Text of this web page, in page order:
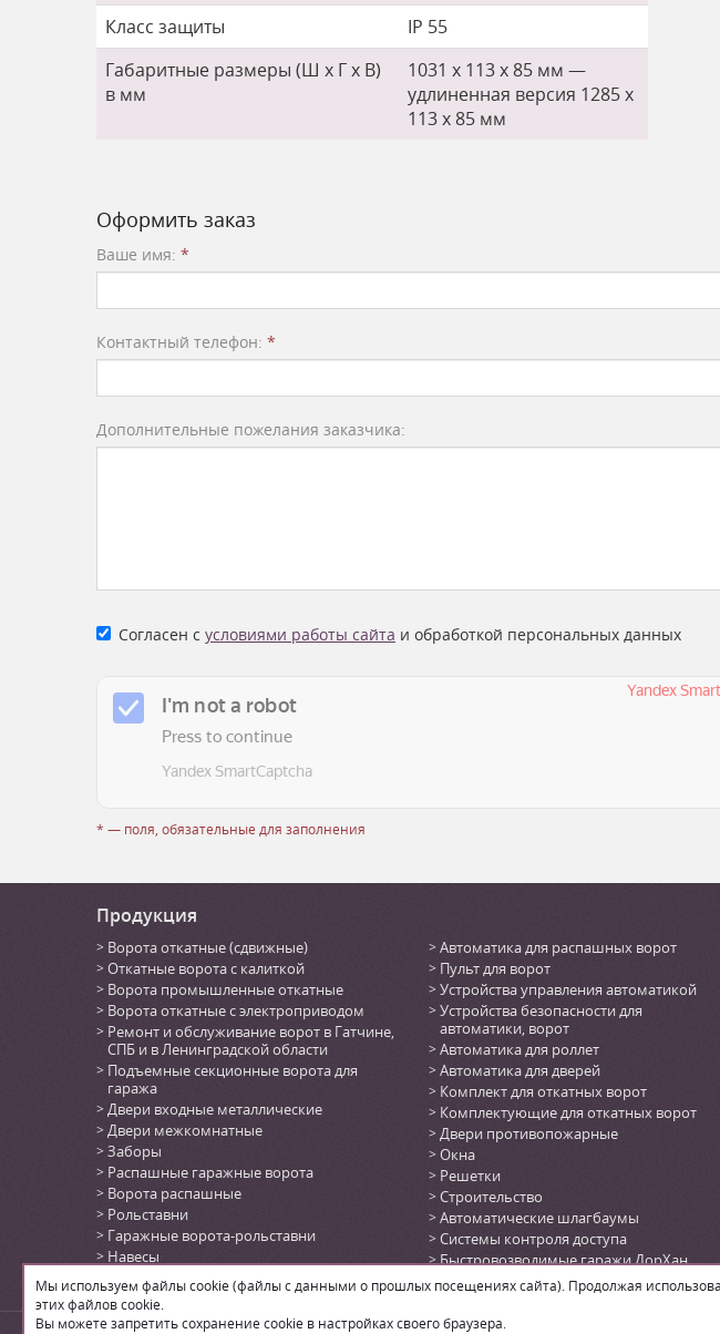
Мы используем файлы cookie (файлы с данными о прошлых посещениях сайта). Продолжая
этих файлов cookie.
Вы можете запретить сохранение cookie в настройках своего браузера.
Класс защиты
IP 55
Габаритные размеры (Ш х Г х В)
в мм
1031 х 113 х 85 мм —
удлиненная версия 1285 х
113 х 85 мм
Оформить заказ
Ваше имя: *
Контактный телефон: *
Дополнительные пожелания заказчика:
Согласен с условиями работы сайта и обработкой персональных данных
* — поля, обязательные для заполнения
Продукция
Ворота откатные (сдвижные)
Откатные ворота с калиткой
Ворота промышленные откатные
Ворота откатные с электроприводом
Ремонт и обслуживание ворот в Гатчине,
СПБ и в Ленинградской области
Подъемные секционные ворота для
гаража
Двери входные металлические
Двери межкомнатные
Заборы
Распашные гаражные ворота
Ворота распашные
Рольставни
Гаражные ворота-рольставни
Навесы
Автоматика для откатных ворот
Автоматика для секционных ворот
Автоматика для распашных ворот
Пульт для ворот
Устройства управления автоматикой
Устройства безопасности для
автоматики, ворот
Автоматика для роллет
Автоматика для дверей
Комплект для откатных ворот
Комплектующие для откатных ворот
Двери противопожарные
Окна
Решетки
Строительство
Автоматические шлагбаумы
Системы контроля доступа
Быстровозводимые гаражи ДорХан